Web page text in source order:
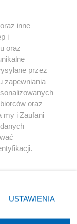
Youtube
inne
i
oraz
przez
zapewniania
oraz
my i Zaufani
prywatności
zgody
USTAWIENIA